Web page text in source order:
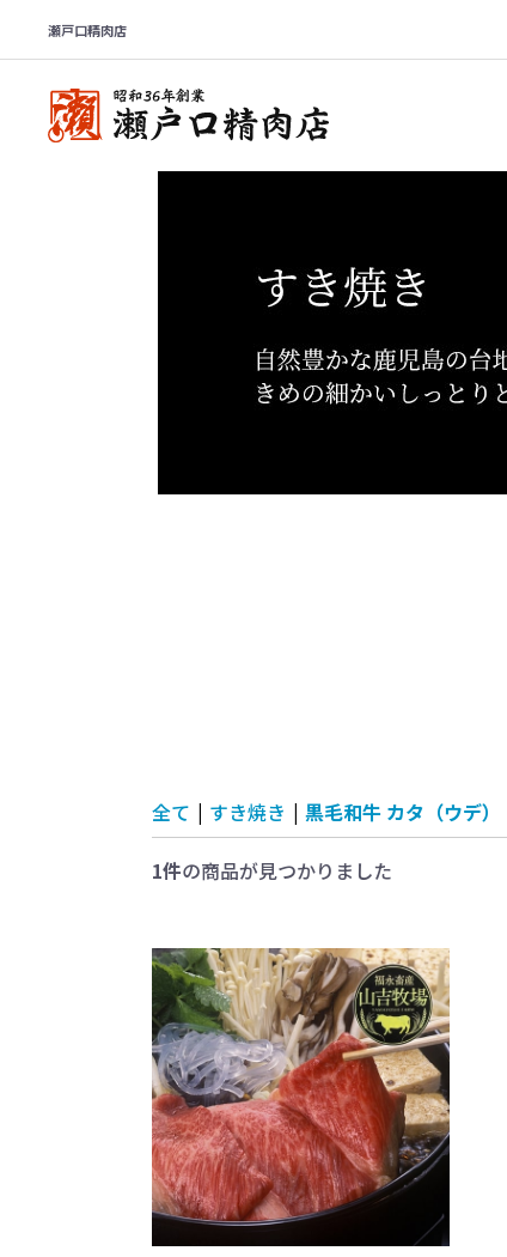
瀬戸口精肉店
全て | すき焼き | 黒毛和牛 カタ（ウデ）
1件の商品が見つかりました